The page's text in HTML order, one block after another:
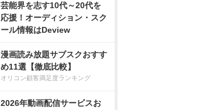
芸能界を志す10代～20代を
応援！オーディション・スク
ール情報はDeview
漫画読み放題サブスクおすす
め11選【徹底比較】
オリコン顧客満足度ランキング
2026年動画配信サービスお